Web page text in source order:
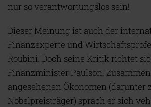
nur so verantwortungslos sein!
Dieser Meinung ist auch der
Finanzexperte und
Roubini. Doch seine Kritik richtet
Finanzminister Paulson.
angesehenen Ökonomen (darunter
Nobelpreisträger) sprach er sich